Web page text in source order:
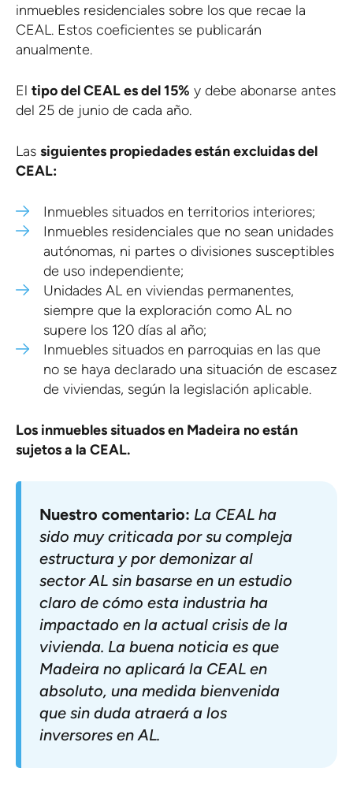
inmuebles residenciales sobre los que recae la
CEAL. Estos coeficientes se publicarán
anualmente.
El tipo del CEAL es del 15% y debe abonarse antes
del 25 de junio de cada año.
Las siguientes propiedades están excluidas del
CEAL:
Inmuebles situados en territorios interiores;
Inmuebles residenciales que no sean unidades
autónomas, ni partes o divisiones susceptibles
de uso independiente;
Unidades AL en viviendas permanentes,
siempre que la exploración como AL no
supere los 120 días al año;
Inmuebles situados en parroquias en las que
no se haya declarado una situación de escasez
de viviendas, según la legislación aplicable.
Los inmuebles situados en Madeira no están
sujetos a la CEAL.
Nuestro comentario: La CEAL ha
sido muy criticada por su compleja
estructura y por demonizar al
sector AL sin basarse en un estudio
claro de cómo esta industria ha
impactado en la actual crisis de la
vivienda. La buena noticia es que
Madeira no aplicará la CEAL en
absoluto, una medida bienvenida
que sin duda atraerá a los
inversores en AL.